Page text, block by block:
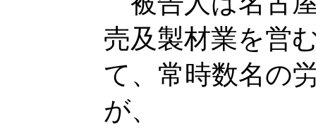
売及製材業を営
て、常時数名の
が、